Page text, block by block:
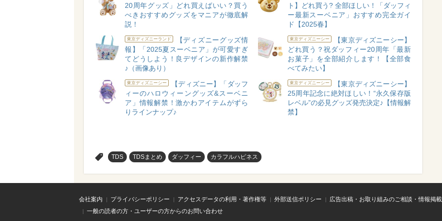
20周年グッズ」どれ買えばいい？買う
べきおすすめグッズをマニアが徹底解
説！
ト】どれ買う? 全部ほしい！「ダッフィ
ー最新スーベニア」おすすめ完全ガイ
ド【2025春】
東京ディズニーランド
【ディズニーグッズ情
報】「2025夏スーベニア」が可愛すぎ
てどうしよう！良デザインの新作解禁
♪（画像あり）
東京ディズニーシー
【東京ディズニーシー】
どれ買う？祝ダッフィー20周年「最新
お菓子」を全部紹介します！【全部食
べてみたい】
東京ディズニーシー
【ディズニー】「ダッフ
ィーのハロウィーングッズ&スーベニ
ア」情報解禁！激かわアイテムがずら
りラインナップ♪
東京ディズニーシー
【東京ディズニーシー】
25周年記念に絶対ほしい！“永久保存版
レベル”の必見グッズ発売決定♪【情報解
禁】
TDS TDSまとめ ダッフィー カラフルハピネス
会社案内 プライバシーポリシー アクセスデータの利用・著作権等 外部送信ポリシー
広告出稿・お取り組みのご相談・情報掲
一般の読者の方・ユーザーの方からのお問い合わせ